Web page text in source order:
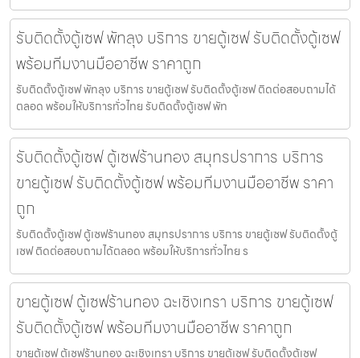
รับติดตั้งตู้เซฟ พัทลุง บริการ ขายตู้เซฟ รับติดตั้งตู้เซฟ
พร้อมทีมงานมืออาชีพ ราคาถูก
รับติดตั้งตู้เซฟ พัทลุง บริการ ขายตู้เซฟ รับติดตั้งตู้เซฟ ติดต่อสอบถามได้
ตลอด พร้อมให้บริการทั่วไทย รับติดตั้งตู้เซฟ พัท
รับติดตั้งตู้เซฟ ตู้เซฟร้านทอง สมุทรปราการ บริการ
ขายตู้เซฟ รับติดตั้งตู้เซฟ พร้อมทีมงานมืออาชีพ ราคา
ถูก
รับติดตั้งตู้เซฟ ตู้เซฟร้านทอง สมุทรปราการ บริการ ขายตู้เซฟ รับติดตั้งตู้
เซฟ ติดต่อสอบถามได้ตลอด พร้อมให้บริการทั่วไทย ร
ขายตู้เซฟ ตู้เซฟร้านทอง ฉะเชิงเทรา บริการ ขายตู้เซฟ
รับติดตั้งตู้เซฟ พร้อมทีมงานมืออาชีพ ราคาถูก
ขายตู้เซฟ ตู้เซฟร้านทอง ฉะเชิงเทรา บริการ ขายตู้เซฟ รับติดตั้งตู้เซฟ